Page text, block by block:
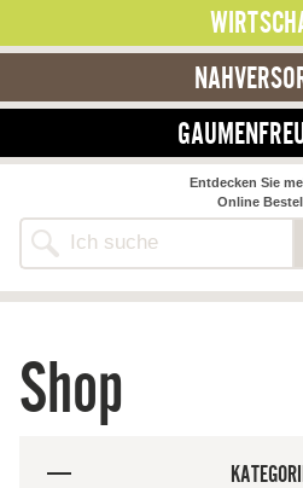
Entdecken Sie
Online
Shop